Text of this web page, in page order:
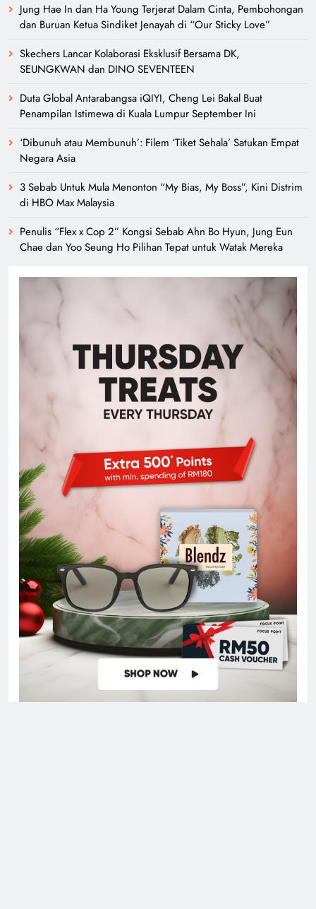
Jung Hae In dan Ha Young Terjerat Dalam Cinta, Pembohongan
dan Buruan Ketua Sindiket Jenayah di “Our Sticky Love”
Skechers Lancar Kolaborasi Eksklusif Bersama DK,
SEUNGKWAN dan DINO SEVENTEEN
Duta Global Antarabangsa iQIYI, Cheng Lei Bakal Buat
Penampilan Istimewa di Kuala Lumpur September Ini
‘Dibunuh atau Membunuh’: Filem ‘Tiket Sehala’ Satukan Empat
Negara Asia
3 Sebab Untuk Mula Menonton “My Bias, My Boss”, Kini Distrim
di HBO Max Malaysia
Penulis “Flex x Cop 2” Kongsi Sebab Ahn Bo Hyun, Jung Eun
Chae dan Yoo Seung Ho Pilihan Tepat untuk Watak Mereka